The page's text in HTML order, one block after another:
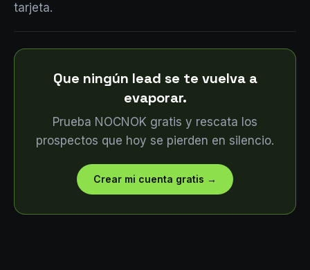
tarjeta.
Que ningún lead se te vuelva a
evaporar.
Prueba NOCNOK gratis y rescata los
prospectos que hoy se pierden en silencio.
Crear mi cuenta gratis →